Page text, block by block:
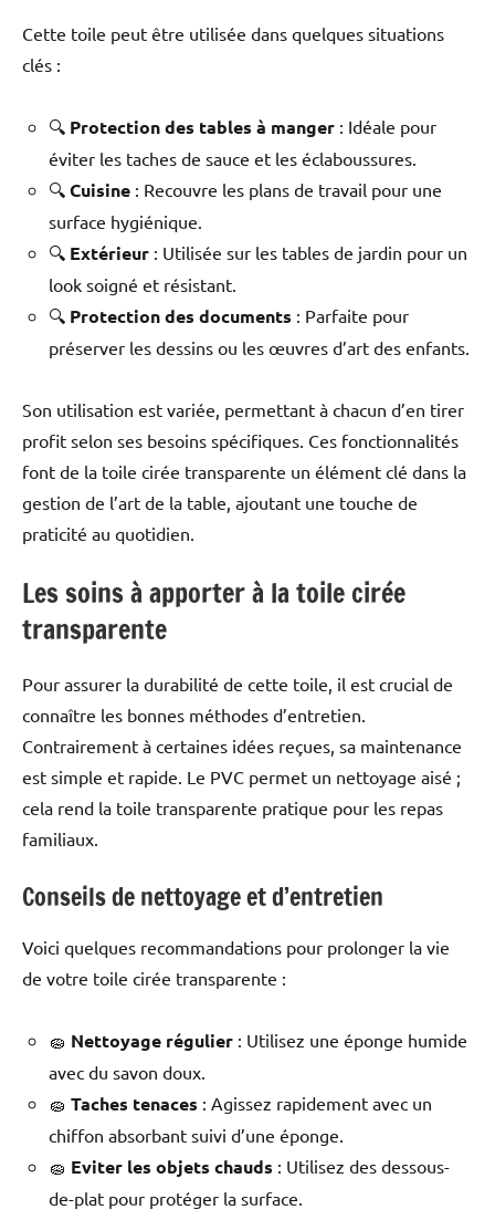
Cette toile peut être utilisée dans quelques situations
clés :
🔍 Protection des tables à manger : Idéale pour
éviter les taches de sauce et les éclaboussures.
🔍 Cuisine : Recouvre les plans de travail pour une
surface hygiénique.
🔍 Extérieur : Utilisée sur les tables de jardin pour un
look soigné et résistant.
🔍 Protection des documents : Parfaite pour
préserver les dessins ou les œuvres d’art des enfants.
Son utilisation est variée, permettant à chacun d’en tirer
profit selon ses besoins spécifiques. Ces fonctionnalités
font de la toile cirée transparente un élément clé dans la
gestion de l’art de la table, ajoutant une touche de
praticité au quotidien.
Les soins à apporter à la toile cirée
transparente
Pour assurer la durabilité de cette toile, il est crucial de
connaître les bonnes méthodes d’entretien.
Contrairement à certaines idées reçues, sa maintenance
est simple et rapide. Le PVC permet un nettoyage aisé ;
cela rend la toile transparente pratique pour les repas
familiaux.
Conseils de nettoyage et d’entretien
Voici quelques recommandations pour prolonger la vie
de votre toile cirée transparente :
🧽 Nettoyage régulier : Utilisez une éponge humide
avec du savon doux.
🧽 Taches tenaces : Agissez rapidement avec un
chiffon absorbant suivi d’une éponge.
🧽 Eviter les objets chauds : Utilisez des dessous-
de-plat pour protéger la surface.